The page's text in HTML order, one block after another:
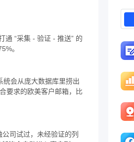
通 “采集 - 验证 - 推送” 的
。
统会从庞大数据库里捞出
要求的欧美客户邮箱，比
司试过，未经验证的列